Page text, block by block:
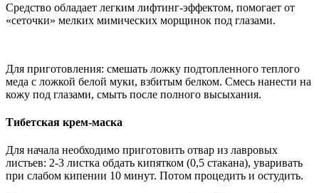
Средство обладает легким лифтинг-эффектом, помогает от
«сеточки» мелких мимических морщинок под глазами.
Для приготовления: смешать ложку подтопленного теплого
меда с ложкой белой муки, взбитым белком. Смесь нанести на
кожу под глазами, смыть после полного высыхания.
Тибетская крем-маска
Для начала необходимо приготовить отвар из лавровых
листьев: 2-3 листка обдать кипятком (0,5 стакана), уваривать
при слабом кипении 10 минут. Потом процедить и остудить.